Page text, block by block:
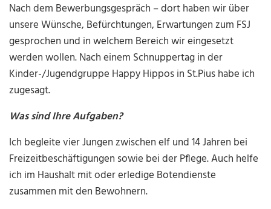
Nach dem Bewerbungsgespräch – dort haben wir über
unsere Wünsche, Befürchtungen, Erwartungen zum FSJ
gesprochen und in welchem Bereich wir eingesetzt
werden wollen. Nach einem Schnuppertag in der
Kinder-/Jugendgruppe Happy Hippos in St.Pius habe ich
zugesagt.
Was sind Ihre Aufgaben?
Ich begleite vier Jungen zwischen elf und 14 Jahren bei
Freizeitbeschäftigungen sowie bei der Pflege. Auch helfe
ich im Haushalt mit oder erledige Botendienste
zusammen mit den Bewohnern.